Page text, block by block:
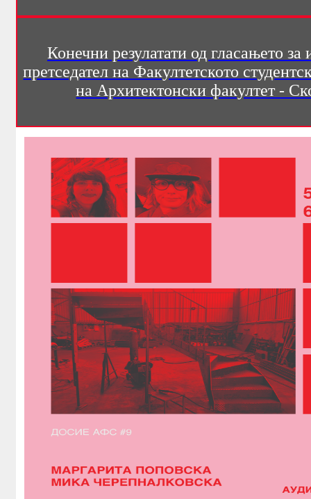
ПУБЛИКАЦИИ
АЛУМНИ
КОНТАКТ
Конечни резулатати од гласањето за
претседател на Факултетското
на Архитектонски факултет -